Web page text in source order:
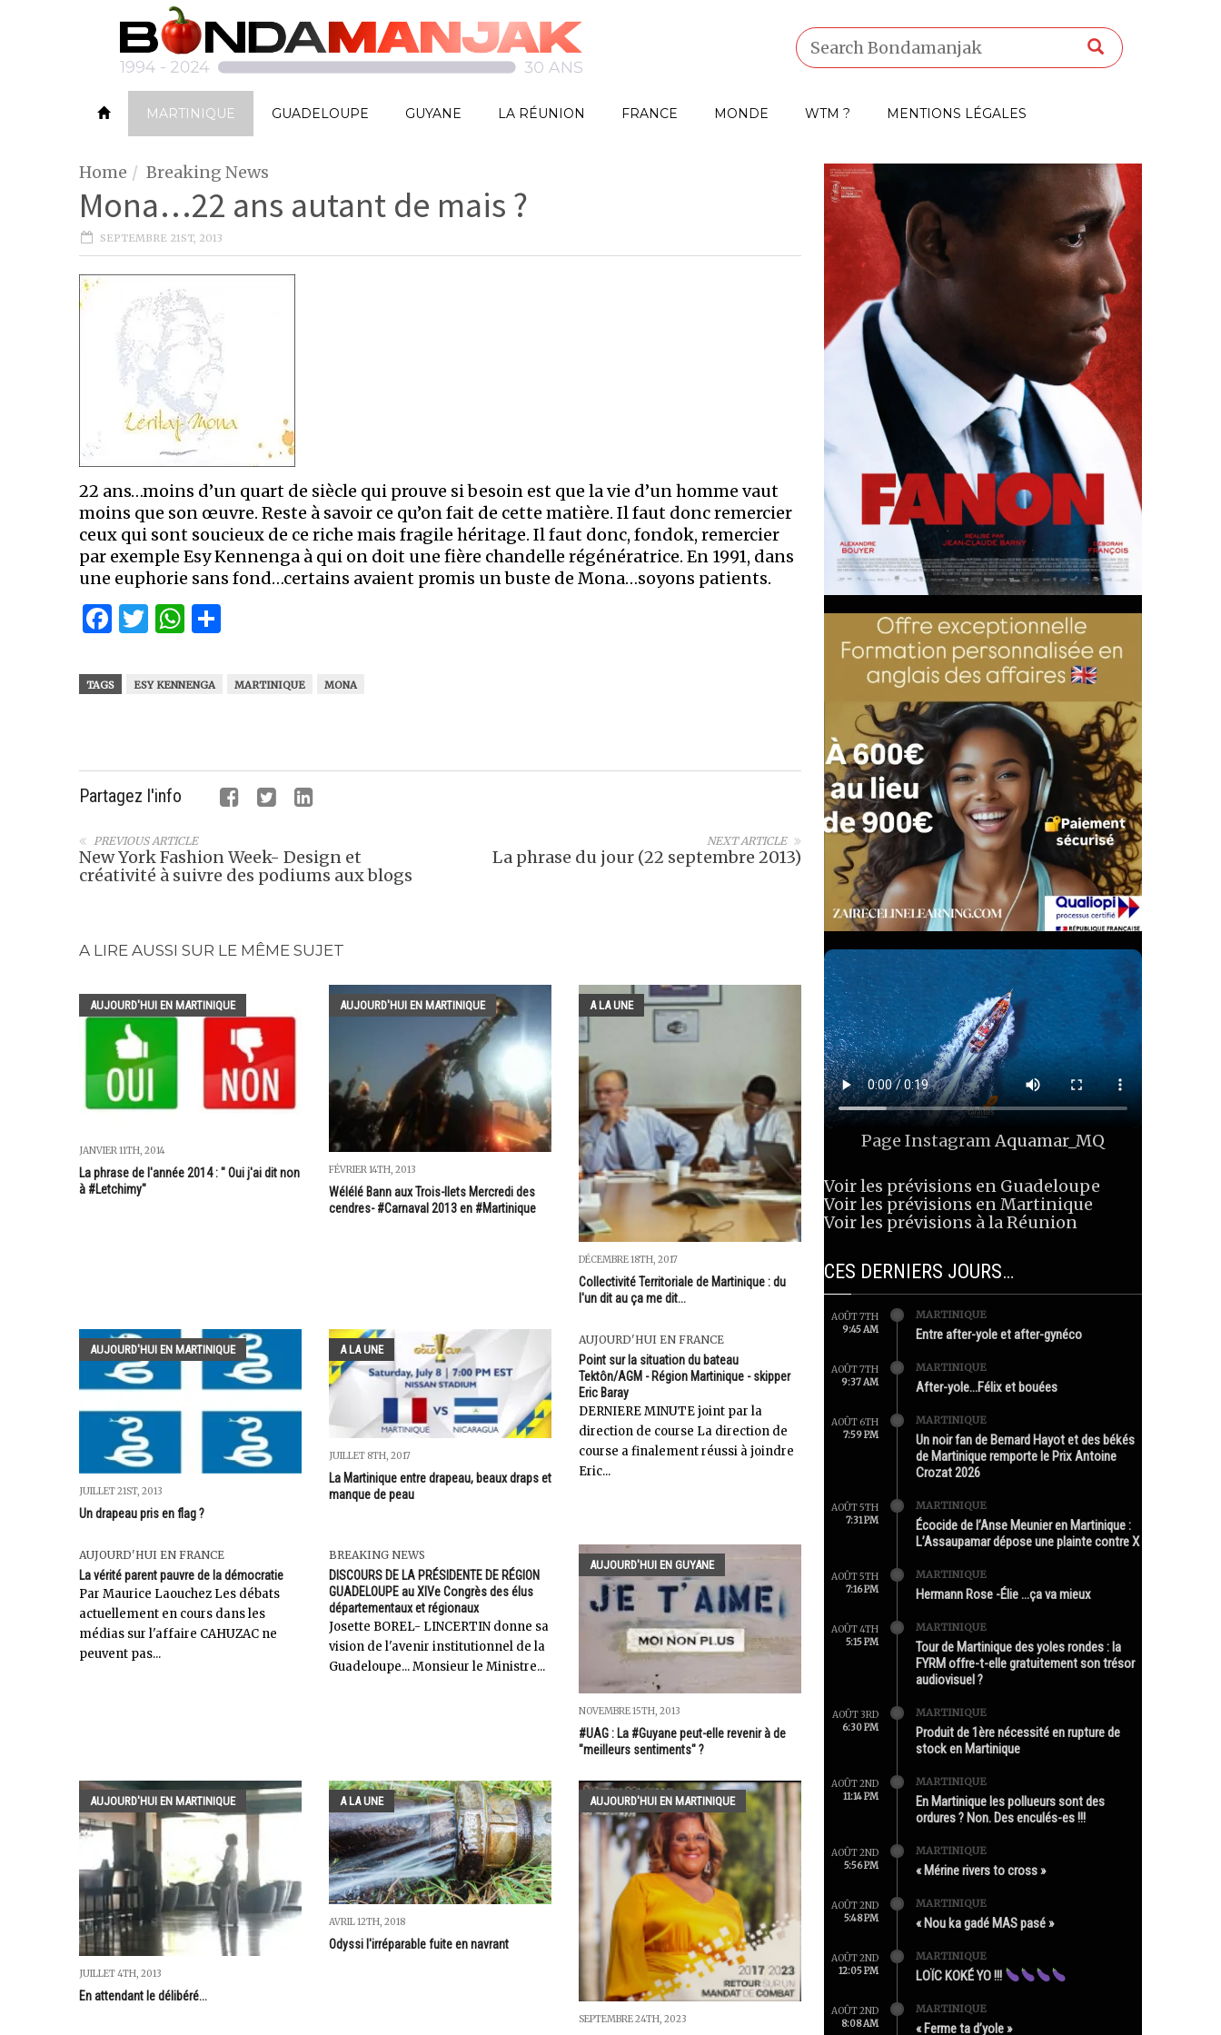
MARTINIQUE GUADELOUPE GUYANE LA RÉUNION FRANCE MONDE WTM ? MENTIONS LÉGALES
Home Breaking News
Mona…22 ans autant de mais ?
SEPTEMBRE 21ST, 2013
22 ans…moins d’un quart de siècle qui prouve si besoin est que la vie d’un homme vaut
moins que son œuvre. Reste à savoir ce qu’on fait de cette matière. Il faut donc remercier
ceux qui sont soucieux de ce riche mais fragile héritage. Il faut donc, fondok, remercier
par exemple Esy Kennenga à qui on doit une fière chandelle régénératrice. En 1991, dans
une euphorie sans fond…certains avaient promis un buste de Mona…soyons patients.
Facebook
Twitter
WhatsApp
TAGS ESY KENNENGA MARTINIQUE MONA
Partagez l'info
NEXT ARTICLE
La phrase du jour (22 septembre 2013)
PREVIOUS ARTICLE
New York Fashion Week- Design et
créativité à suivre des podiums aux blogs
A LIRE AUSSI SUR LE MÊME SUJET
AUJOURD'HUI EN MARTINIQUE
JANVIER 11TH, 2014
La phrase de l'année 2014 : " Oui j'ai dit non
à #Letchimy"
AUJOURD'HUI EN MARTINIQUE
FÉVRIER 14TH, 2013
Wélélé Bann aux Trois-Ilets Mercredi des
cendres- #Carnaval 2013 en #Martinique
A LA UNE
DÉCEMBRE 18TH, 2017
Collectivité Territoriale de Martinique : du
l'un dit au ça me dit...
AUJOURD'HUI EN MARTINIQUE
JUILLET 21ST, 2013
Un drapeau pris en flag ?
A LA UNE
JUILLET 8TH, 2017
La Martinique entre drapeau, beaux draps et
manque de peau
AUJOURD'HUI EN FRANCE
Point sur la situation du bateau
Tektôn/AGM - Région Martinique - skipper
Eric Baray
DERNIERE MINUTE joint par la
direction de course La direction de
course a finalement réussi à joindre
Eric...
AUJOURD'HUI EN FRANCE
La vérité parent pauvre de la démocratie
Par Maurice Laouchez Les débats
actuellement en cours dans les
médias sur l'affaire CAHUZAC ne
peuvent pas...
BREAKING NEWS
DISCOURS DE LA PRÉSIDENTE DE RÉGION
GUADELOUPE au XIVe Congrès des élus
départementaux et régionaux
Josette BOREL- LINCERTIN donne sa
vision de l'avenir institutionnel de la
Guadeloupe... Monsieur le Ministre...
AUJOURD'HUI EN GUYANE
NOVEMBRE 15TH, 2013
#UAG : La #Guyane peut-elle revenir à de
"meilleurs sentiments" ?
AUJOURD'HUI EN MARTINIQUE
JUILLET 4TH, 2013
En attendant le délibéré...
A LA UNE
AVRIL 12TH, 2018
Odyssi l'irréparable fuite en navrant
AUJOURD'HUI EN MARTINIQUE
SEPTEMBRE 24TH, 2023
Page InstagramAquamar_MQ
Voir les prévisions en Guadeloupe
Voir les prévisions en Martinique
Voir les prévisions à la Réunion
CES DERNIERS JOURS…
AOÛT 7TH
9:45 AM
MARTINIQUE
Entre after-yole et after-gynéco
AOÛT 7TH
9:37 AM
MARTINIQUE
After-yole…Félix et bouées
AOÛT 6TH
7:59 PM
MARTINIQUE
Un noir fan de Bernard Hayot et des békés
de Martinique remporte le Prix Antoine
Crozat 2026
AOÛT 5TH
7:31 PM
MARTINIQUE
Écocide de l’Anse Meunier en Martinique :
L’Assaupamar dépose une plainte contre X
AOÛT 5TH
7:16 PM
MARTINIQUE
Hermann Rose -Élie …ça va mieux
AOÛT 4TH
5:15 PM
MARTINIQUE
Tour de Martinique des yoles rondes : la
FYRM offre-t-elle gratuitement son trésor
audiovisuel ?
AOÛT 3RD
6:30 PM
MARTINIQUE
Produit de 1ère nécessité en rupture de
stock en Martinique
AOÛT 2ND
11:14 PM
MARTINIQUE
En Martinique les pollueurs sont des
ordures ? Non. Des enculés-es !!!
AOÛT 2ND
5:56 PM
MARTINIQUE
« Mérine rivers to cross »
AOÛT 2ND
5:48 PM
MARTINIQUE
« Nou ka gadé MAS pasé »
AOÛT 2ND
12:05 PM
MARTINIQUE
LOÏC KOKÉ YO !!!
AOÛT 2ND
8:08 AM
MARTINIQUE
« Ferme ta d’yole »